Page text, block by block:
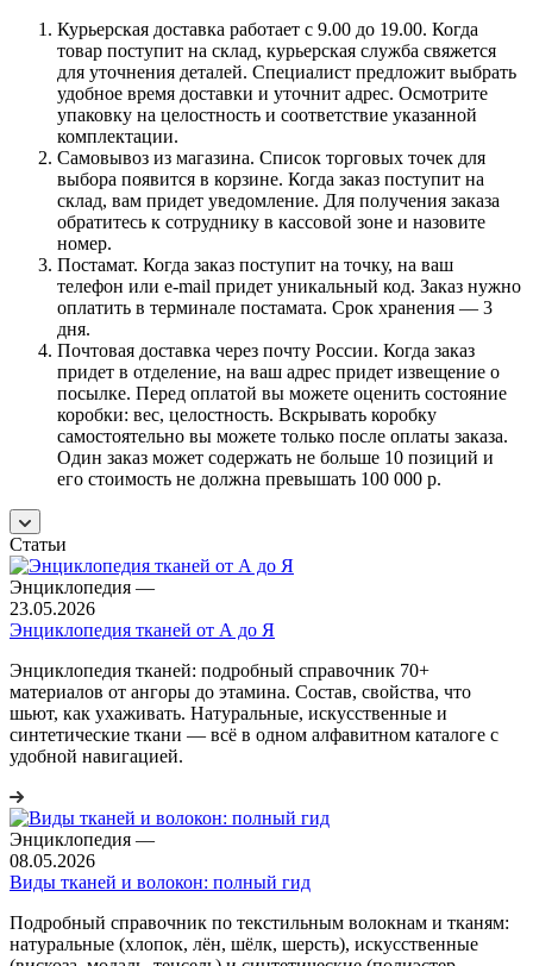
Курьерская доставка работает с 9.00 до 19.00. Когда
товар поступит на склад, курьерская служба свяжется
для уточнения деталей. Специалист предложит выбрать
удобное время доставки и уточнит адрес. Осмотрите
упаковку на целостность и соответствие указанной
комплектации.
Самовывоз из магазина. Список торговых точек для
выбора появится в корзине. Когда заказ поступит на
склад, вам придет уведомление. Для получения заказа
обратитесь к сотруднику в кассовой зоне и назовите
номер.
Постамат. Когда заказ поступит на точку, на ваш
телефон или e-mail придет уникальный код. Заказ нужно
оплатить в терминале постамата. Срок хранения — 3
дня.
Почтовая доставка через почту России. Когда заказ
придет в отделение, на ваш адрес придет извещение о
посылке. Перед оплатой вы можете оценить состояние
коробки: вес, целостность. Вскрывать коробку
самостоятельно вы можете только после оплаты заказа.
Один заказ может содержать не больше 10 позиций и
его стоимость не должна превышать 100 000 р.
Статьи
Энциклопедия —
23.05.2026
Энциклопедия тканей от А до Я
Энциклопедия тканей: подробный справочник 70+
материалов от ангоры до этамина. Состав, свойства, что
шьют, как ухаживать. Натуральные, искусственные и
синтетические ткани — всё в одном алфавитном каталоге с
удобной навигацией.
Энциклопедия —
08.05.2026
Виды тканей и волокон: полный гид
Подробный справочник по текстильным волокнам и тканям:
натуральные (хлопок, лён, шёлк, шерсть), искусственные